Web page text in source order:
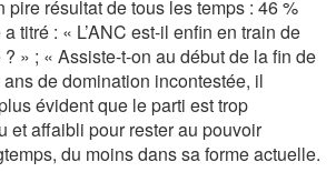
pire résultat de tous les temps : 46 %
titré : « L’ANC est-il enfin en train de
» ; « Assiste-t-on au début de la fin de
ans de domination incontestée, il
évident que le parti est trop
et affaibli pour rester au pouvoir
du moins dans sa forme actuelle.